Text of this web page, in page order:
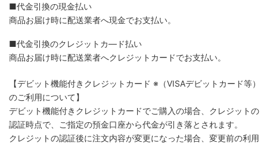
■代金引換の現金払い
商品お届け時に配送業者へ現金でお支払い。
■代金引換のクレジットカ―ド払い
商品お届け時に配送業者へクレジットカードでお支払い。
【デビット機能付きクレジットカード ※（VISAデビットカード等）
のご利用について】
デビット機能付きクレジットカードでご購入の場合、クレジットの
認証時点で、ご指定の預金口座から代金が引き落とされます。
クレジットの認証後に注文内容が変更になった場合、変更前の利用